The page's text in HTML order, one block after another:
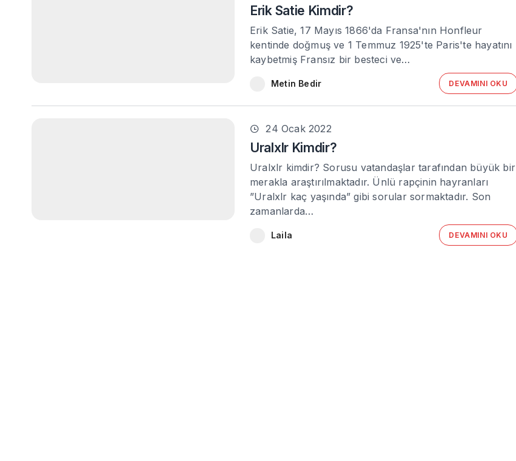
Erik Satie Kimdir?
Erik Satie, 17 Mayıs 1866'da Fransa'nın Honfleur
kentinde doğmuş ve 1 Temmuz 1925'te Paris'te hayatını
kaybetmiş Fransız bir besteci ve…
Metin Bedir DEVAMINI OKU
24 Ocak 2022
Uralxlr Kimdir?
Uralxlr kimdir? Sorusu vatandaşlar tarafından büyük bir
merakla araştırılmaktadır. Ünlü rapçinin hayranları
”Uralxlr kaç yaşında” gibi sorular sormaktadır. Son
zamanlarda…
Laila DEVAMINI OKU